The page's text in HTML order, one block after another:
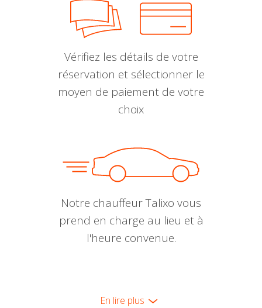
Vérifiez les détails de votre
réservation et sélectionner le
moyen de paiement de votre
choix
Notre chauffeur Talixo vous
prend en charge au lieu et à
l'heure convenue.
En lire plus